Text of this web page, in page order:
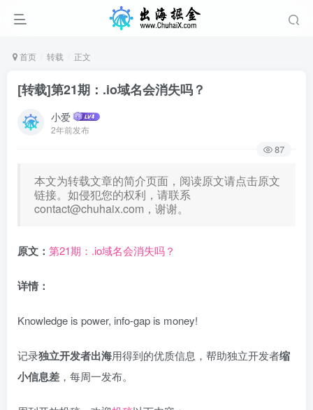
首页 转载 正文
[转载]第21期：.io域名会消失吗？
小爱
2年前发布
87
本文为转载文章的简介页面，阅读原文请点击原文
链接。如侵犯您的权利，请联系
contact@chuhaix.com ，谢谢。
原文： 第21期：.io域名会消失吗？
详情：
Knowledge is power, info-gap is money!
记录独立开发者出海用得到的优质信息，帮助独立开发者缩
小信息差 ，每周一发布。